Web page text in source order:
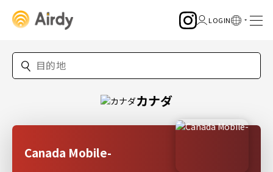
カナダ
Canada Mobile-